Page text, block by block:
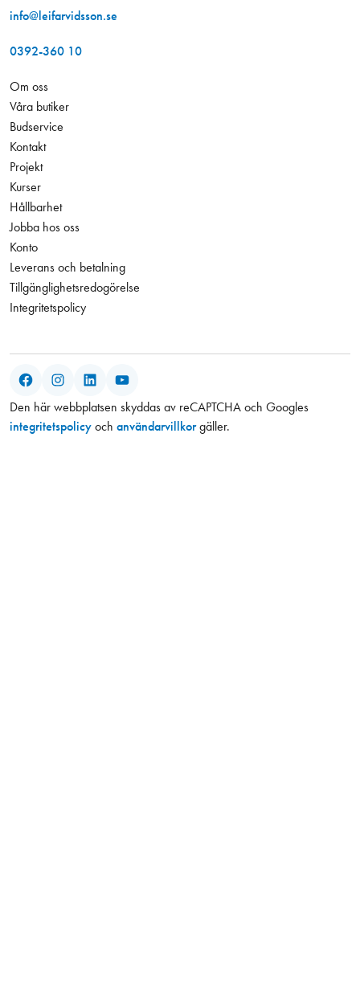
info@leifarvidsson.se
0392-360 10
Om oss
Våra butiker
Budservice
Kontakt
Projekt
Kurser
Hållbarhet
Jobba hos oss
Konto
Leverans och betalning
Tillgänglighetsredogörelse
Integritetspolicy
Facebook
Instagram
LinkedIn
Den här webbplatsen skyddas av reCAPTCHA och Googles
integritetspolicy och användarvillkorgäller.